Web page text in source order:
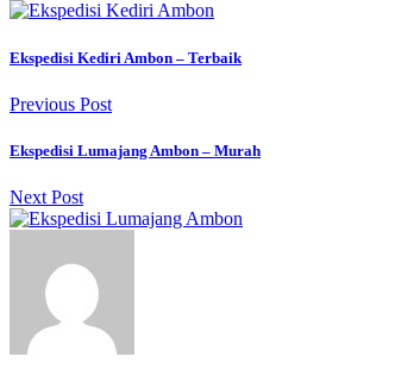
Ekspedisi Kediri Ambon – Terbaik
Previous Post
Ekspedisi Lumajang Ambon – Murah
Next Post